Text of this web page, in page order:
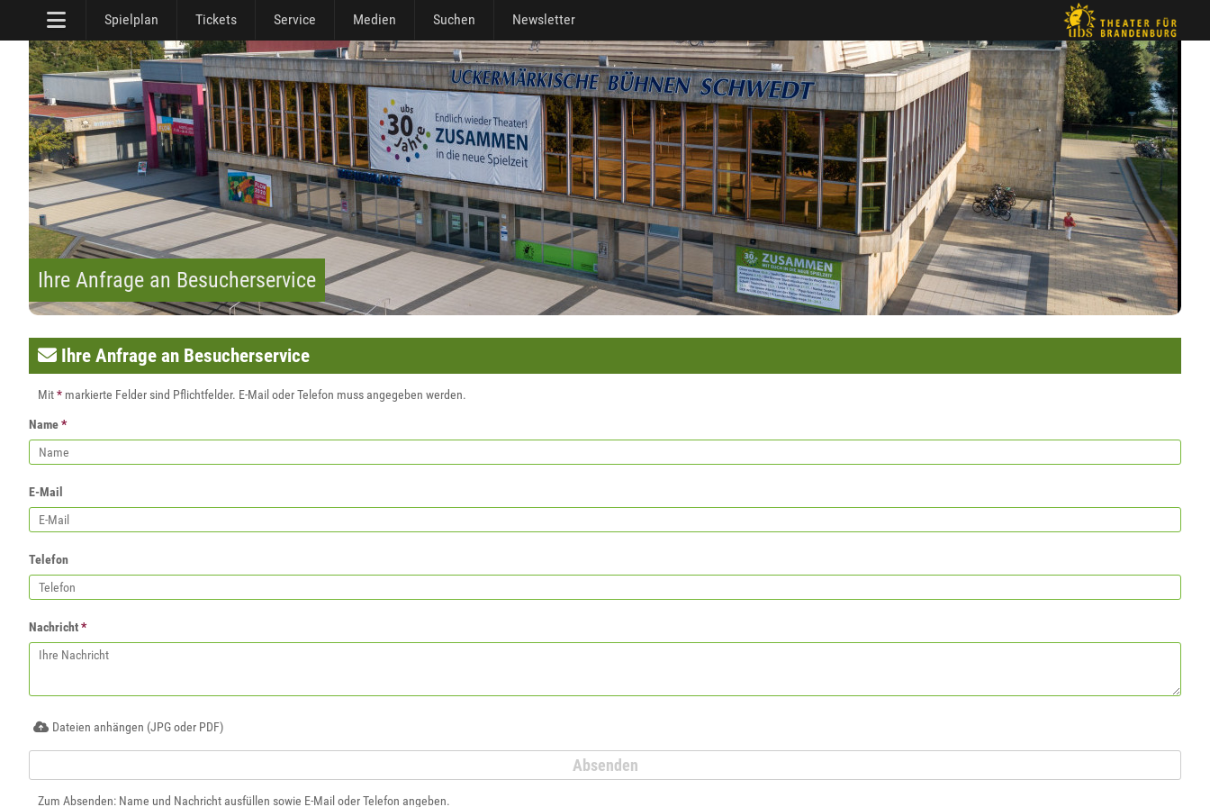
Spielplan Tickets Service Medien Suchen Newsletter
Ihre Anfrage an Besucherservice
Ihre Anfrage an Besucherservice
Mit* markierte Felder sind Pflichtfelder. E-Mail oder Telefon muss angegeben werden.
Name*
E-Mail
Telefon
Nachricht*
Dateien anhängen (JPG oder PDF)
Zum Absenden: Name und Nachricht ausfüllen sowie E-Mail oder Telefon angeben.